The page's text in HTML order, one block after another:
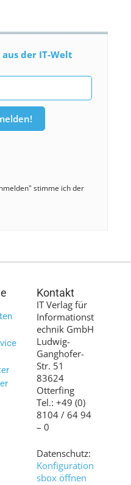
der IT-Welt
stimme ich der
Kontakt
IT Verlag für
Informationst
echnik GmbH
Ludwig-
Ganghofer-
Str. 51
83624
Otterfing
Tel.: +49 (0)
8104 / 64 94
– 0
Datenschutz:
Konfiguration
sbox öffnen